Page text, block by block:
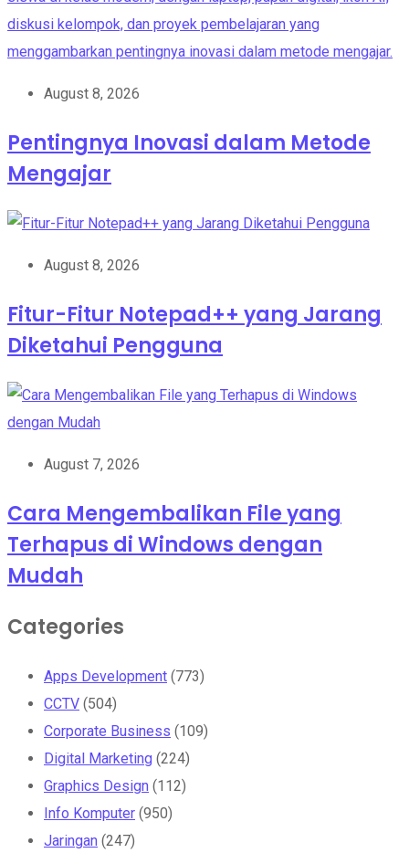
August 8, 2026
Pentingnya Inovasi dalam Metode
Mengajar
August 8, 2026
Fitur-Fitur Notepad++ yang Jarang
Diketahui Pengguna
August 7, 2026
Cara Mengembalikan File yang
Terhapus di Windows dengan
Mudah
Categories
Apps Development (773)
CCTV (504)
Corporate Business (109)
Digital Marketing (224)
Graphics Design (112)
Info Komputer (950)
Jaringan (247)